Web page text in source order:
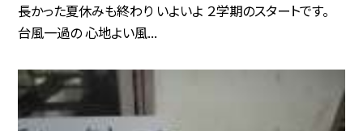
長かった夏休みも終わり いよいよ ２学期のスタートです。
台風一過の 心地よい風...